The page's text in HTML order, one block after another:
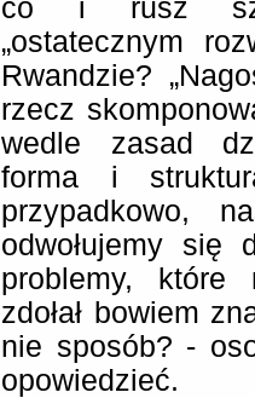
co i rusz
„ostatecznym
Rwandzie?
rzecz
wedle zasad
forma i
przypadkowo,
odwołujemy
problemy, które
zdołał bowiem
nie sposób? -
opowiedzieć.